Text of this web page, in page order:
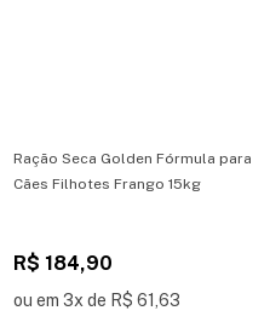
Ração Seca Golden Fórmula para
Cães Filhotes Frango 15kg
R$ 184,90
ou em 3x de R$ 61,63